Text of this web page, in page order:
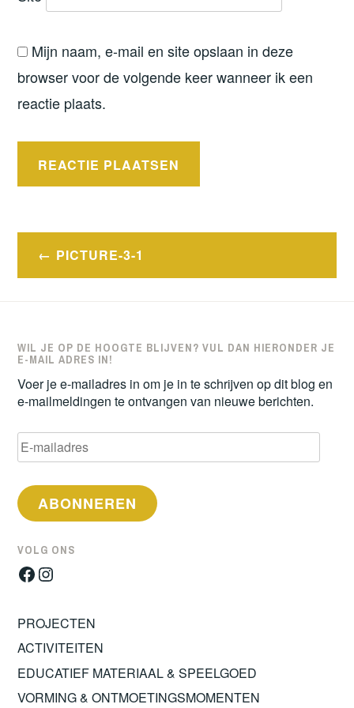
Mijn naam, e-mail en site opslaan in deze
browser voor de volgende keer wanneer ik een
reactie plaats.
Bericht
navigatie
PICTURE-3-1
WIL JE OP DE HOOGTE BLIJVEN? VUL DAN HIERONDER JE
E-MAIL ADRES IN!
Voer je e-mailadres in om je in te schrijven op dit blog en
e-mailmeldingen te ontvangen van nieuwe berichten.
E-
mailadres
ABONNEREN
VOLG ONS
Facebook
Instagram
PROJECTEN
ACTIVITEITEN
EDUCATIEF MATERIAAL & SPEELGOED
VORMING & ONTMOETINGSMOMENTEN